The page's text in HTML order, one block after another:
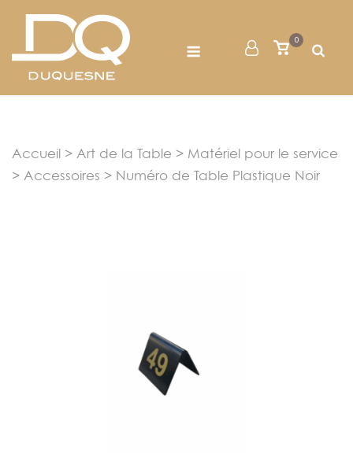
content
Mon
Voir
0
Accueil > Art de la Table > Matériel pour le service
> Accessoires > Numéro de Table Plastique Noir